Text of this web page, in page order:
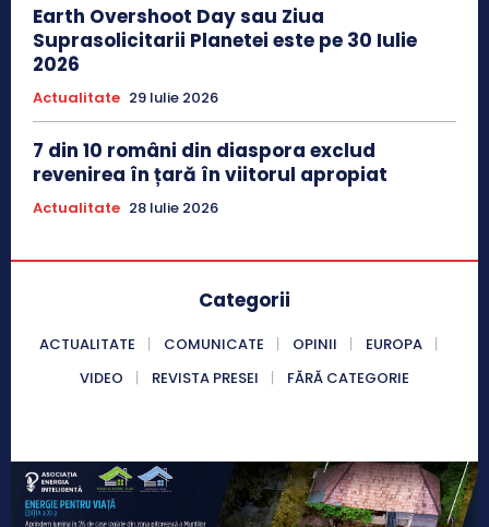
Earth Overshoot Day sau Ziua
Suprasolicitarii Planetei este pe 30 Iulie
2026
Actualitate 29 Iulie 2026
7 din 10 români din diaspora exclud
revenirea în țară în viitorul apropiat
Actualitate 28 Iulie 2026
Categorii
ACTUALITATE COMUNICATE OPINII
EUROPA
VIDEO
REVISTA PRESEI FĂRĂ CATEGORIE